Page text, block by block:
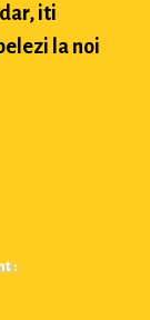
iti
la noi
: